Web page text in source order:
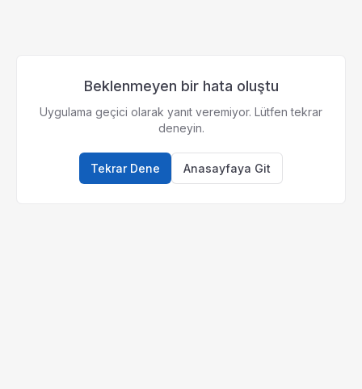
Beklenmeyen bir hata oluştu
Uygulama geçici olarak yanıt veremiyor. Lütfen tekrar
deneyin.
Tekrar Dene Anasayfaya Git